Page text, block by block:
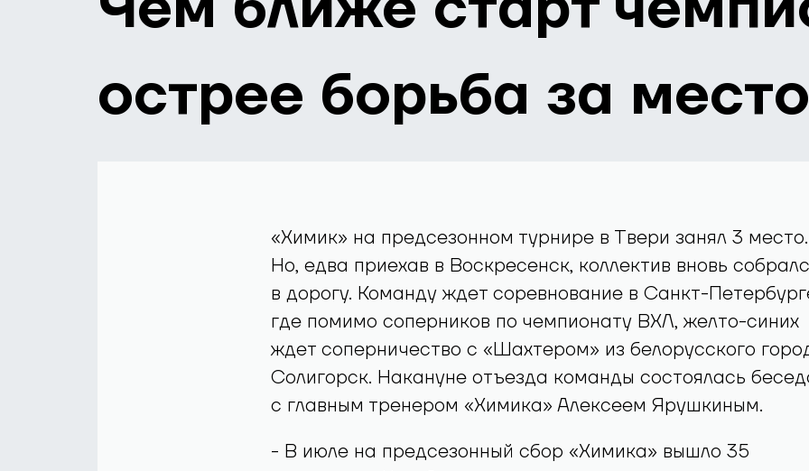
острее борьба за
«Химик» на предсезонном турнире в Твери занял 3 место.
Но, едва приехав в Воскресенск, коллектив вновь
в дорогу. Команду ждет соревнование в Санкт-
где помимо соперников по чемпионату ВХЛ, желто-синих
ждет соперничество с «Шахтером» из белорусского
Солигорск. Накануне отъезда команды состоялась
с главным тренером «Химика» Алексеем Ярушкиным.
- В июле на предсезонный сбор «Химика» вышло 35